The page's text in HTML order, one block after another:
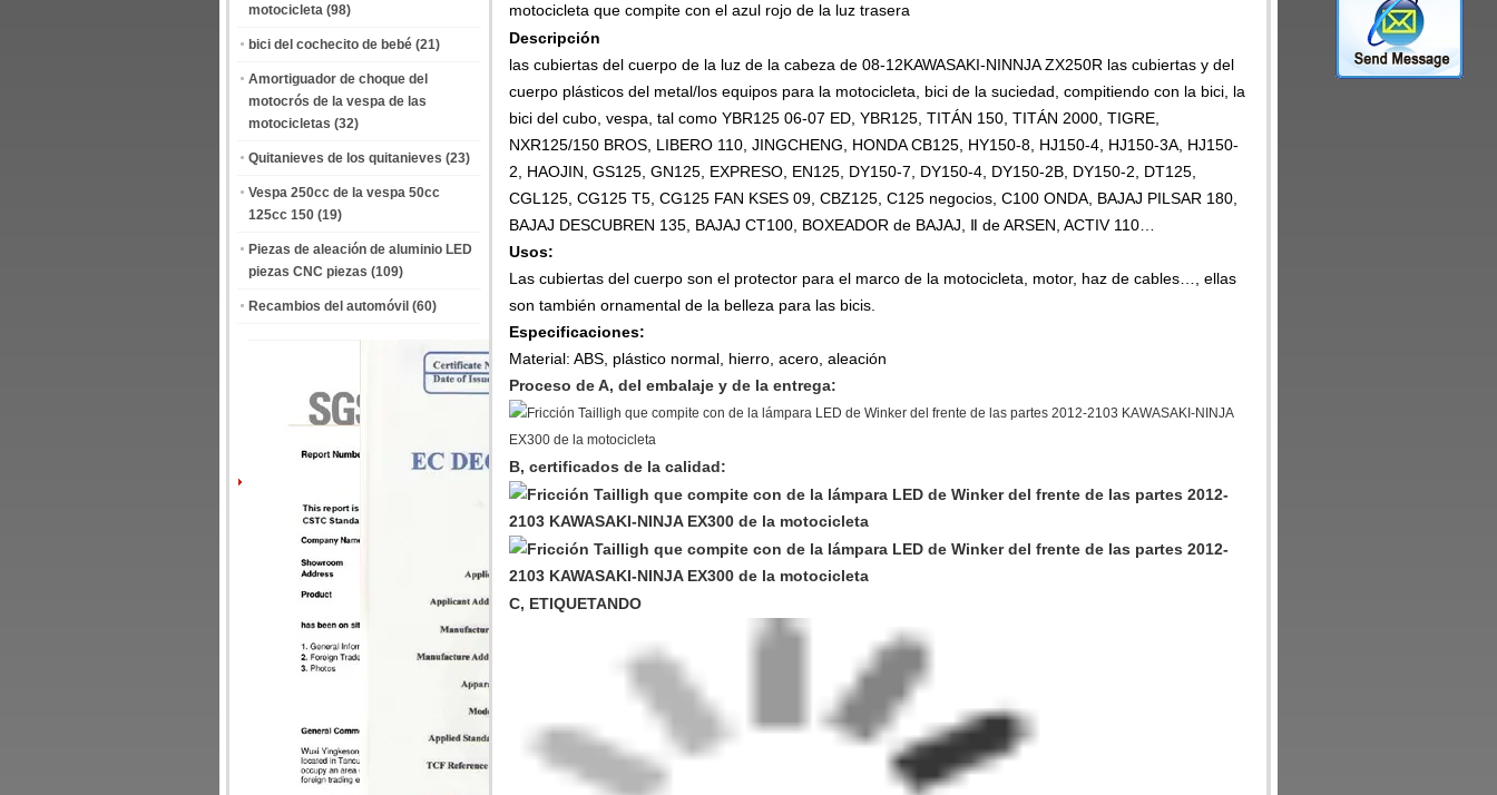
motocicleta (98)
bici del cochecito de bebé (21)
Amortiguador de choque del
motocrós de la vespa de las
motocicletas (32)
Quitanieves de los quitanieves (23)
Vespa 250cc de la vespa 50cc
125cc 150 (19)
Piezas de aleación de aluminio LED
piezas CNC piezas (109)
Recambios del automóvil (60)
motocicleta que compite con el azul rojo de la luz trasera
Descripción
las cubiertas del cuerpo de la luz de la cabeza de 08-12KAWASAKI-NINNJA ZX250R las cubiertas y del
cuerpo plásticos del metal/los equipos para la motocicleta, bici de la suciedad, compitiendo con la bici, la
bici del cubo, vespa, tal como YBR125 06-07 ED, YBR125, TITÁN 150, TITÁN 2000, TIGRE,
NXR125/150 BROS, LIBERO 110, JINGCHENG, HONDA CB125, HY150-8, HJ150-4, HJ150-3A, HJ150-
2, HAOJIN, GS125, GN125, EXPRESO, EN125, DY150-7, DY150-4, DY150-2B, DY150-2, DT125,
CGL125, CG125 T5, CG125 FAN KSES 09, CBZ125, C125 negocios, C100 ONDA, BAJAJ PILSAR 180,
BAJAJ DESCUBREN 135, BAJAJ CT100, BOXEADOR de BAJAJ, Ⅱ de ARSEN, ACTIV 110…
Usos:
Las cubiertas del cuerpo son el protector para el marco de la motocicleta, motor, haz de cables…, ellas
son también ornamental de la belleza para las bicis.
Especificaciones:
Material: ABS, plástico normal, hierro, acero, aleación
Proceso de A, del embalaje y de la entrega:
B, certificados de la calidad:
C, ETIQUETANDO